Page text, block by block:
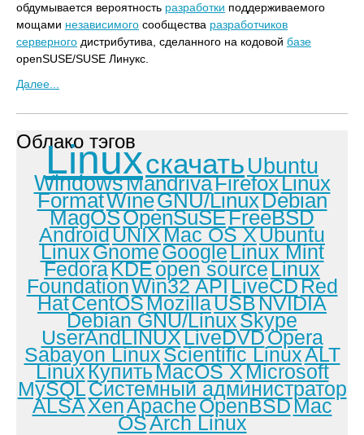
обдумывается вероятность разработки поддерживаемого
мощами независимого сообщества разработчиков
серверного дистрибутива, сделанного на кодовой базе
openSUSE/SUSE Линукс.
Далее...
Облако тэгов
Linuxскачать Ubuntu
WindowsMandrivaFirefoxLinux
FormatWineGNU/LinuxDebian
MagOSOpenSuSEFreeBSD
AndroidUNIXMac OS XUbuntu
LinuxGnomeGoogleLinux Mint
FedoraKDEopen sourceLinux
FoundationWin32 APILiveCDRed
HatCentOSMozillaUSBNVIDIA
Debian GNU/LinuxSkype
UserAndLINUXLiveDVDOpera
Sabayon LinuxScientific LinuxALT
LinuxКупитьMacOS XMicrosoft
MySQLСистемный администратор
ALSAXenApacheOpenBSDMac
OSArch Linux